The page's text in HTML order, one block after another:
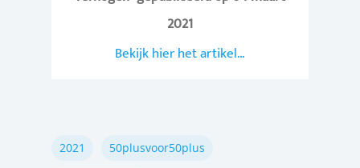
2021
Bekijk hier het artikel…
2021 50plusvoor50plus